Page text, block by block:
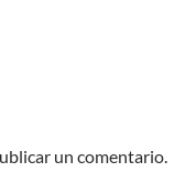
un comentario.